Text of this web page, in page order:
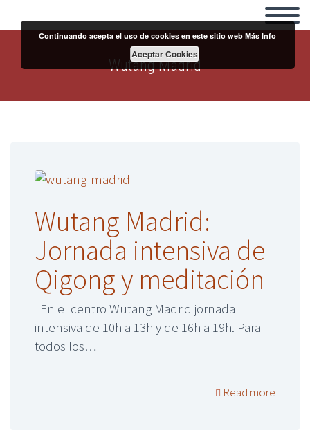
Wutang Madrid
Wutang Madrid:
Jornada intensiva de
Qigong y meditación
En el centro Wutang Madrid jornada
intensiva de 10h a 13h y de 16h a 19h. Para
todos los…
Read more
Continuando acepta el uso de cookies en este sitio webMás Info
Aceptar Cookies